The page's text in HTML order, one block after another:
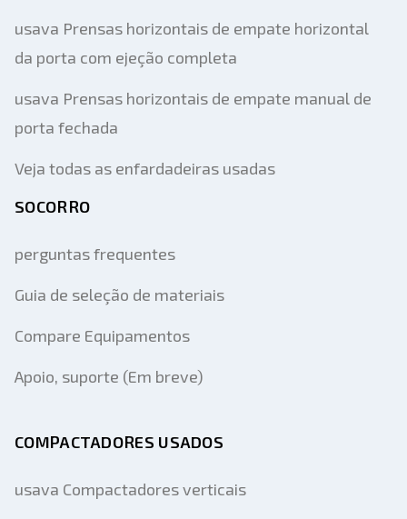
usava Prensas horizontais de empate horizontal
da porta com ejeção completa
usava Prensas horizontais de empate manual de
porta fechada
Veja todas as enfardadeiras usadas
SOCORRO
perguntas frequentes
Guia de seleção de materiais
Compare Equipamentos
Apoio, suporte (Em breve)
COMPACTADORES USADOS
usava Compactadores verticais